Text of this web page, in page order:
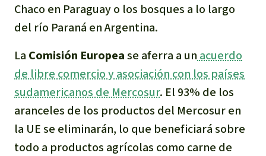
Chaco en Paraguay o los bosques a lo largo
del río Paraná en Argentina.
La Comisión Europease aferra a un acuerdo
de libre comercio y asociación con los países
sudamericanos de Mercosur. El 93% de los
aranceles de los productos del Mercosur en
la UE se eliminarán, lo que beneficiará sobre
todo a productos agrícolas como carne de